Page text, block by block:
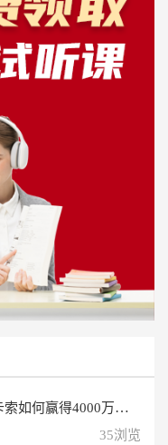
得4000万用户信赖？
35浏览